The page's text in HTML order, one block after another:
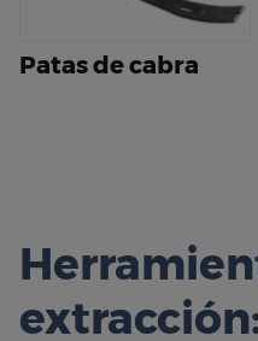
Patas de cabra